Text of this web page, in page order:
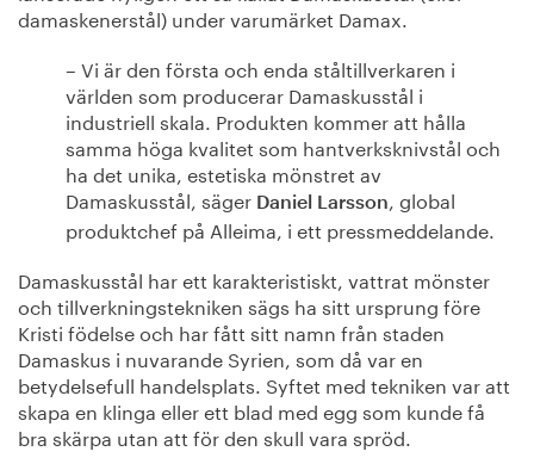
damaskenerstål) under varumärket Damax.
– Vi är den första och enda ståltillverkaren i
världen som producerar Damaskusstål i
industriell skala. Produkten kommer att hålla
samma höga kvalitet som hantverksknivstål och
ha det unika, estetiska mönstret av
Damaskusstål, säger Daniel Larsson, global
produktchef på Alleima, i ett pressmeddelande.
Damaskusstål har ett karakteristiskt, vattrat mönster
och tillverkningstekniken sägs ha sitt ursprung före
Kristi födelse och har fått sitt namn från staden
Damaskus i nuvarande Syrien, som då var en
betydelsefull handelsplats. Syftet med tekniken var att
skapa en klinga eller ett blad med egg som kunde få
bra skärpa utan att för den skull vara spröd.